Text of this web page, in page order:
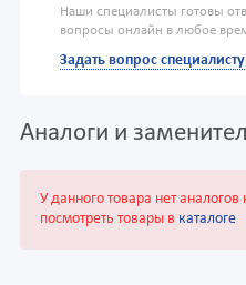
Наши специалисты готовы
вопросы онлайн в любое
Задать вопрос специалисту
Аналоги и
У данного товара нет
посмотреть товары в каталоге